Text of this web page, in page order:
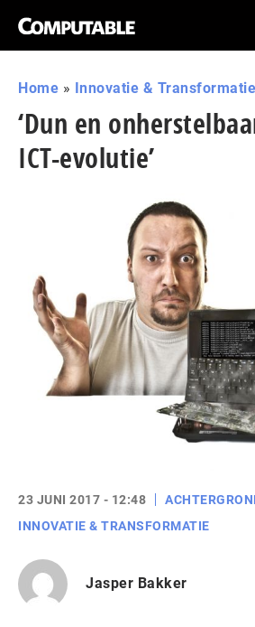
Home » Innovatie & Transformatie
‘Dun en
ICT-evolutie’
23 JUNI 2017 - 12:48
INNOVATIE & TRANSFORMATIE
Jasper Bakker